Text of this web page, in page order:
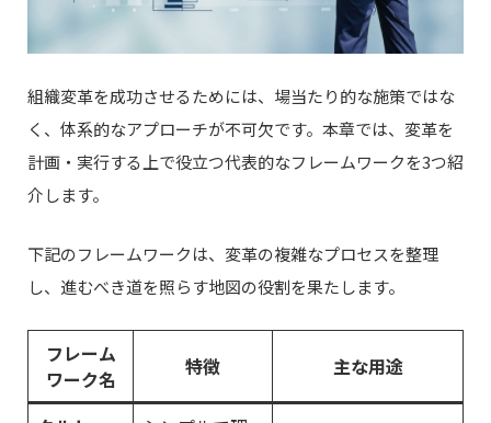
組織変革を成功させるためには、場当たり的な施策ではな
く、体系的なアプローチが不可欠です。本章では、変革を
計画・実行する上で役立つ代表的なフレームワークを3つ紹
介します。
下記のフレームワークは、変革の複雑なプロセスを整理
し、進むべき道を照らす地図の役割を果たします。
フレーム
ワーク名
特徴 主な用途